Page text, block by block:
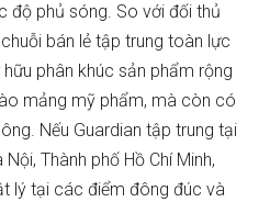
độ phủ sóng. So với đối thủ
bán lẻ tập trung toàn lực
phân khúc sản phẩm rộng
mảng mỹ phẩm, mà còn có
Nếu Guardian tập trung tại
Thành phố Hồ Chí Minh,
lý tại các điểm đông đúc và